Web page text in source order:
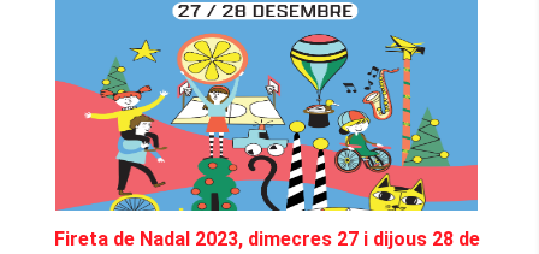
Fireta de Nadal 2023, dimecres 27 i dijous 28 de